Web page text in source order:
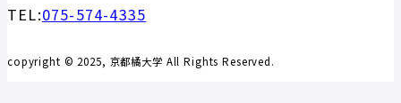
TEL:075-574-4335
copyright © 2025, 京都橘大学 All Rights Reserved.